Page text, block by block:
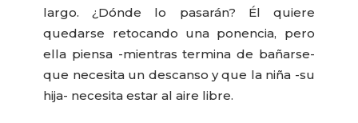
largo. ¿Dónde lo pasarán? Él quiere
quedarse retocando una ponencia, pero
ella piensa -mientras termina de bañarse-
que necesita un descanso y que la niña -su
hija- necesita estar al aire libre.